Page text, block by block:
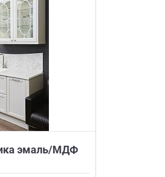
эмаль/МДФ